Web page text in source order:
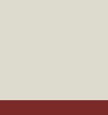
*Компания